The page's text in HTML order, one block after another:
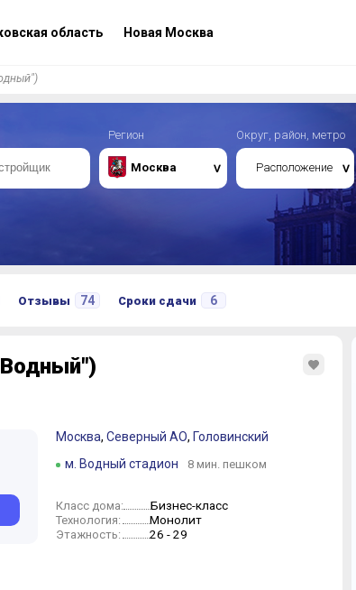
область Новая Москва
Регион
Москва
Округ, район, метро
Расположение
Отзывы 74 Сроки сдачи 6
Москва, Северный АО, Головинский
м. Водный стадион
8 мин. пешком
Класс дома: Бизнес-класс
Технология: Монолит
Этажность: 26 - 29